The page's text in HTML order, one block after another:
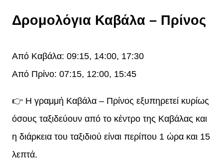
Δρομολόγια Καβάλα – Πρίνος
Από Καβάλα: 09:15, 14:00, 17:30
Από Πρίνο: 07:15, 12:00, 15:45
👉 Η γραμμή Καβάλα – Πρίνος εξυπηρετεί κυρίως
όσους ταξιδεύουν από το κέντρο της Καβάλας και
η διάρκεια του ταξιδιού είναι περίπου 1 ώρα και 15
λεπτά.